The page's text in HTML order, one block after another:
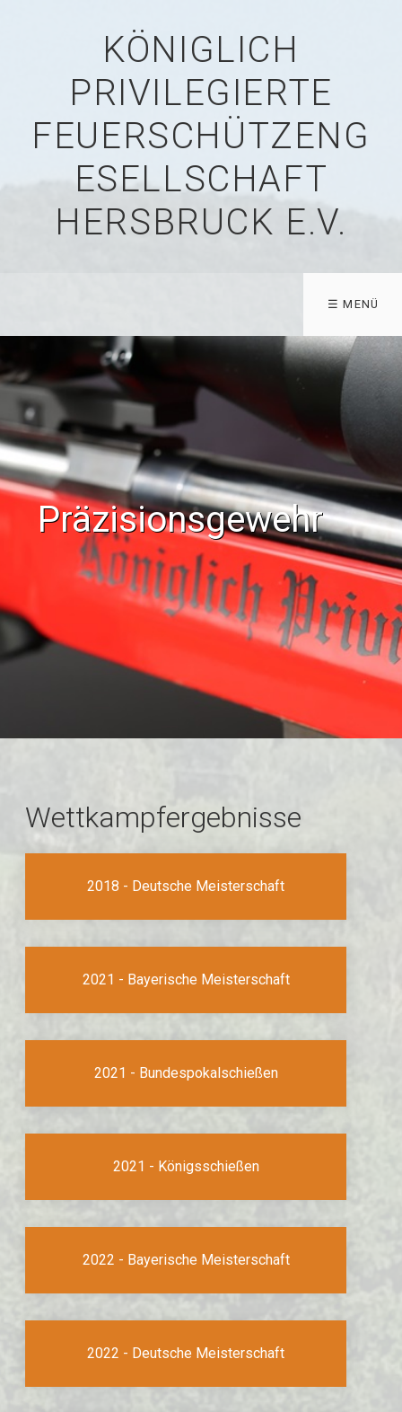
KÖNIGLICH
PRIVILEGIERTE
FEUERSCHÜTZENG
ESELLSCHAFT
HERSBRUCK E.V.
☰ MENÜ
Präzisionsgewehr
Wettkampfergebnisse
2018 - Deutsche Meisterschaft
2021 - Bayerische Meisterschaft
2021 - Bundespokalschießen
2021 - Königsschießen
2022 - Bayerische Meisterschaft
2022 - Deutsche Meisterschaft